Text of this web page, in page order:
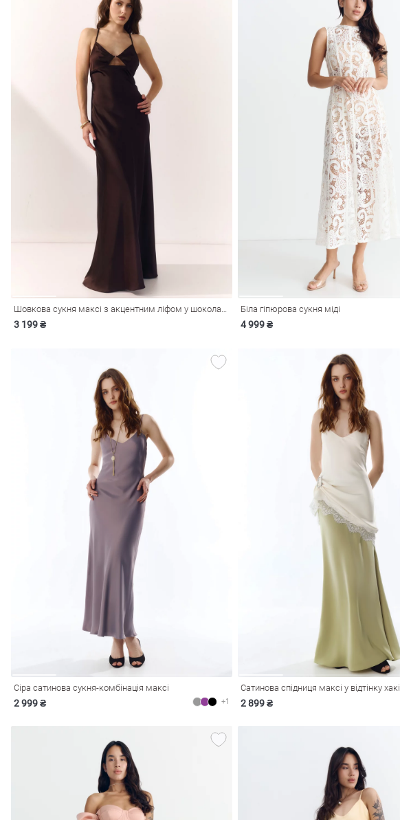
Шовкова сукня максі з акцентним ліфом у шоколадному відтінку
3 199 ₴
Біла гіпюрова сукня міді
4 999 ₴
Сіра сатинова сукня-комбінація максі
2 999 ₴ +1
Сатинова спідниця максі у відтінку хакі
2 899 ₴